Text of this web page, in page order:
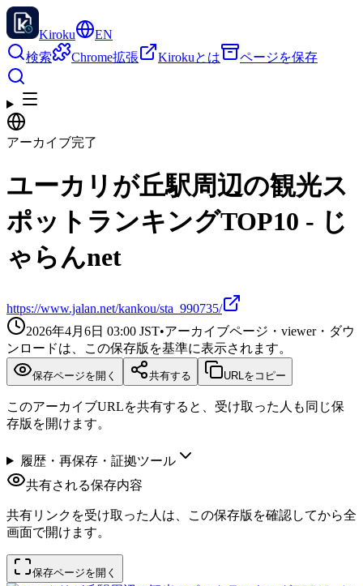
Kiroku
EN
検索
Chrome拡張 Kirokuとは ページを保存
アーカイブ完了
ユーカリが丘駅周辺の観光ス
ポットランキングTOP10 - じ
ゃらんnet
https://www.jalan.net/kankou/sta_990735/
2026年4月6日 03:00 JST•アーカイブページ・viewer・ダウ
ンロードは、この保存版を基準に表示されます。
保存ページを開く 共有する URLをコピー
このアーカイブURLを共有すると、受け取った人も同じ保
存版を開けます。
履歴・再保存・証拠ツール
共有される保存内容
共有リンクを受け取った人は、この保存版を確認してから全
画面で開けます。
保存ページを開く